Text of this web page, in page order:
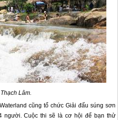
Lâm.
cũng tổ chức Giải đấu súng sơn
người. Cuộc thi sẽ là cơ hội để bạn thử